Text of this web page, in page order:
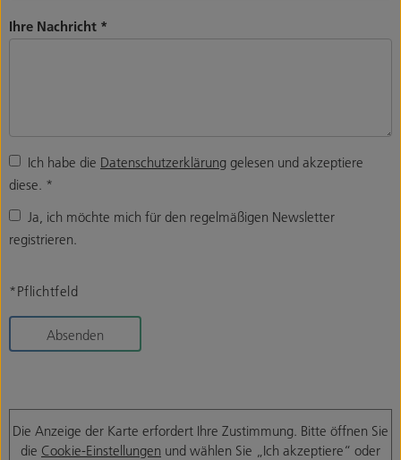
Ihre Nachricht *
Ich habe die Datenschutzerklärung gelesen und akzeptiere
diese. *
Ja, ich möchte mich für den regelmäßigen Newsletter
registrieren.
*Pflichtfeld
Absenden
Die Anzeige der Karte erfordert Ihre Zustimmung. Bitte öffnen Sie
die Cookie-Einstellungen und wählen Sie „Ich akzeptiere“ oder